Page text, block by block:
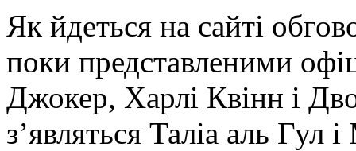
Як йдеться на сайті
поки представленими
Джокер, Харлі Квінн і
з’являться Таліа аль Гул